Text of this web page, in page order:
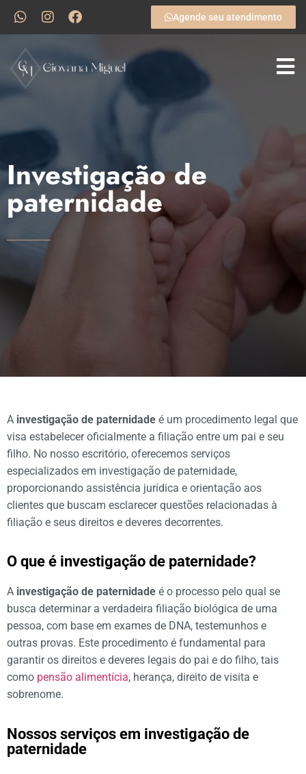
Agende seu atendimento
Investigação de
paternidade
A investigação de paternidade é um procedimento legal que
visa estabelecer oficialmente a filiação entre um pai e seu
filho. No nosso escritório, oferecemos serviços
especializados em investigação de paternidade,
proporcionando assistência jurídica e orientação aos
clientes que buscam esclarecer questões relacionadas à
filiação e seus direitos e deveres decorrentes.
O que é investigação de paternidade?
A investigação de paternidade é o processo pelo qual se
busca determinar a verdadeira filiação biológica de uma
pessoa, com base em exames de DNA, testemunhos e
outras provas. Este procedimento é fundamental para
garantir os direitos e deveres legais do pai e do filho, tais
como pensão alimentícia, herança, direito de visita e
sobrenome.
Nossos serviços em investigação de
paternidade